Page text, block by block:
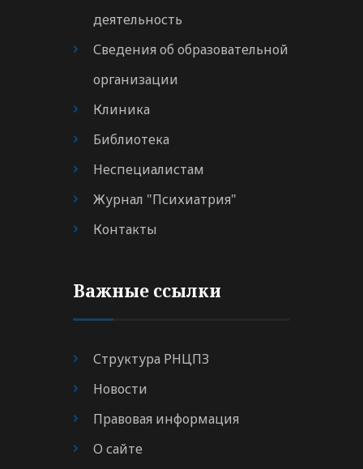
деятельность
Сведения об образовательной
организации
Клиника
Библиотека
Неспециалистам
Журнал "Психиатрия"
Контакты
Важные ссылки
Структура РНЦПЗ
Новости
Правовая информация
О сайте